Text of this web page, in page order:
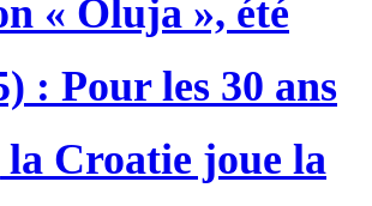
« Oluja », été
: Pour les 30 ans
la Croatie joue la